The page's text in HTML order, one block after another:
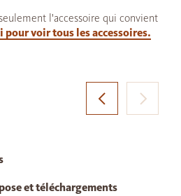
l'accessoire qui convient
pour voir tous les accessoires.
et téléchargements